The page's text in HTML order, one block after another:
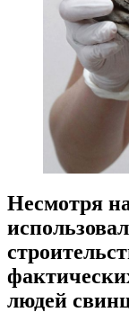
Несмотря
людей